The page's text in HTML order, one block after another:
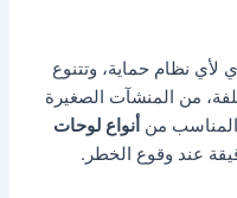
لأي نظام حماية، وتتنوع
من المنشآت الصغيرة
المناسب من أنواع لوحات
عند وقوع الخطر.